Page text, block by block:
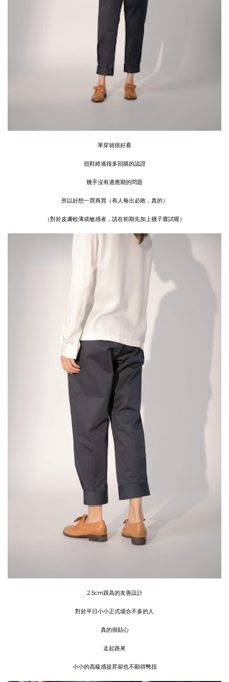
單穿就很好看
扭鞋經過很多回購的認證
幾乎沒有適應期的問題
所以好想一買再買（有人每出必敗，真的）
（對於皮膚較薄或敏感者，請在初期先加上襪子嘗試喔）
2.5cm跟高的友善設計
對於平日小小正式場合不多的人
真的很貼心
走起路來
小小的高級感提昇卻也不顯得彆扭